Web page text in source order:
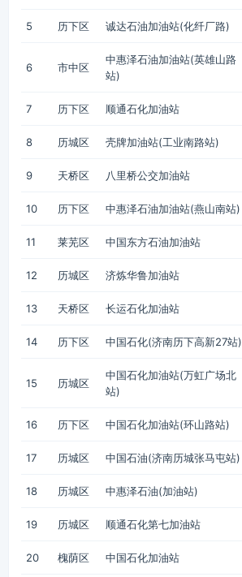
5 历下区 诚达石油加油站(化纤厂路)
6 市中区
中惠泽石油加油站(英雄山路
站)
7 历下区 顺通石化加油站
8 历城区 壳牌加油站(工业南路站)
9 天桥区 八里桥公交加油站
10 历下区 中惠泽石油加油站(燕山南站)
11 莱芜区 中国东方石油加油站
12 历城区 济炼华鲁加油站
13 天桥区 长运石化加油站
14 历下区 中国石化(济南历下高新27站)
15 历城区
中国石化加油站(万虹广场北
站)
16 历下区 中国石化加油站(环山路站)
17 历城区 中国石油(济南历城张马屯站)
18 历城区 中惠泽石油(加油站)
19 历城区 顺通石化第七加油站
20 槐荫区 中国石化加油站